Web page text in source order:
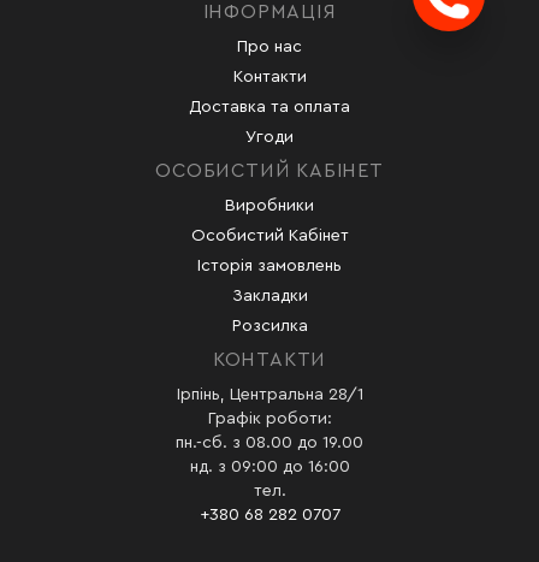
ІНФОРМАЦІЯ
Про нас
Контакти
Доставка та оплата
Угоди
ОСОБИСТИЙ КАБІНЕТ
Виробники
Особистий Кабінет
Історія замовлень
Закладки
Розсилка
КОНТАКТИ
Ірпінь, Центральна 28/1
Графік роботи:
пн.-сб. з 08.00 до 19.00
нд. з 09:00 до 16:00
тел.
+380 68 282 0707